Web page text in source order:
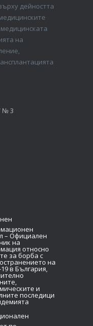
дейността
на
№ 3
– Официален
на
относно
за борба с
на
в България,
и
последици